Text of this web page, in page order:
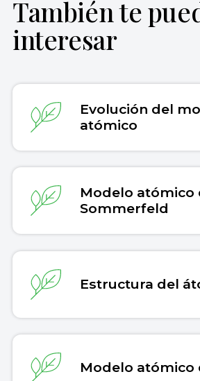
Ondarse Álvarez, Dianelys
de 2024).Modelo atómico de
Enciclopedia Concepto.
https://concepto.de/modelo-
schrodinger/.
También te
interesar
Evolución del
atómico
Modelo atómico
Sommerfeld
Estructura del
Modelo atómico